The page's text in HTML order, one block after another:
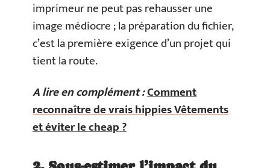
imprimeur ne peut pas rehausser une
image médiocre ; la préparation du fichier,
c’est la première exigence d’un projet qui
tient la route.
A lire en complément :Comment
reconnaître de vrais hippies Vêtements
et éviter le cheap ?